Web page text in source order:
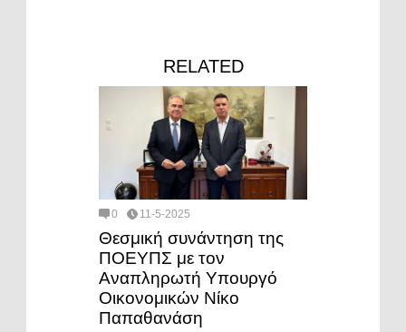
RELATED
0 11-5-2025
Θεσμική συνάντηση της
ΠΟΕΥΠΣ με τον
Αναπληρωτή Υπουργό
Οικονομικών Νίκο
Παπαθανάση